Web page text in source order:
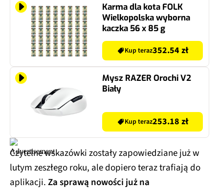
Karma dla kota FOLK
Wielkopolska wyborna
kaczka 56 x 85 g
Kup teraz352.54 zł
Mysz RAZER Orochi V2
Biały
Kup teraz253.18 zł
Czytelne wskazówki zostały zapowiedziane już w
lutym zeszłego roku, ale dopiero teraz trafiają do
aplikacji.Za sprawą nowości już na